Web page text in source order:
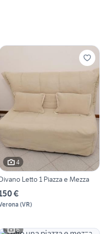
4
Letto 1 Piazza e Mezza
€
(VR)
6